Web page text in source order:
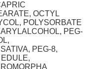
OCTYL
POLYSORBATE
PEG-
PEG-8,